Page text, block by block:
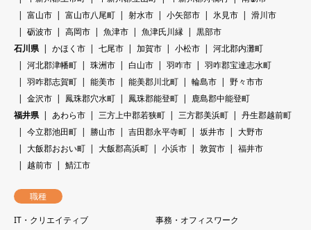
富山市
富山市八尾町 射水市 小矢部市 氷見市
滑川市
砺波市
高岡市 魚津市 魚津氏川縁
黒部市
石川県
かほく市 七尾市 加賀市 小松市
河北郡内灘町
河北郡津幡町
珠洲市 白山市 羽咋市
羽咋郡宝達志水町
羽咋郡志賀町
能美市 能美郡川北町 輪島市
野々市市
金沢市
鳳珠郡穴水町 鳳珠郡能登町
鹿島郡中能登町
福井県
あわら市 三方上中郡若狭町 三方郡美浜町
丹生郡越前町
今立郡池田町
勝山市 吉田郡永平寺町 坂井市
大野市
大飯郡おおい町
大飯郡高浜町 小浜市 敦賀市
福井市
越前市
鯖江市
職種
IT・クリエイティブ
事務・オフィスワーク